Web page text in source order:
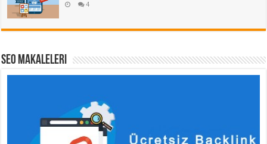
4
SEO Makaleleri